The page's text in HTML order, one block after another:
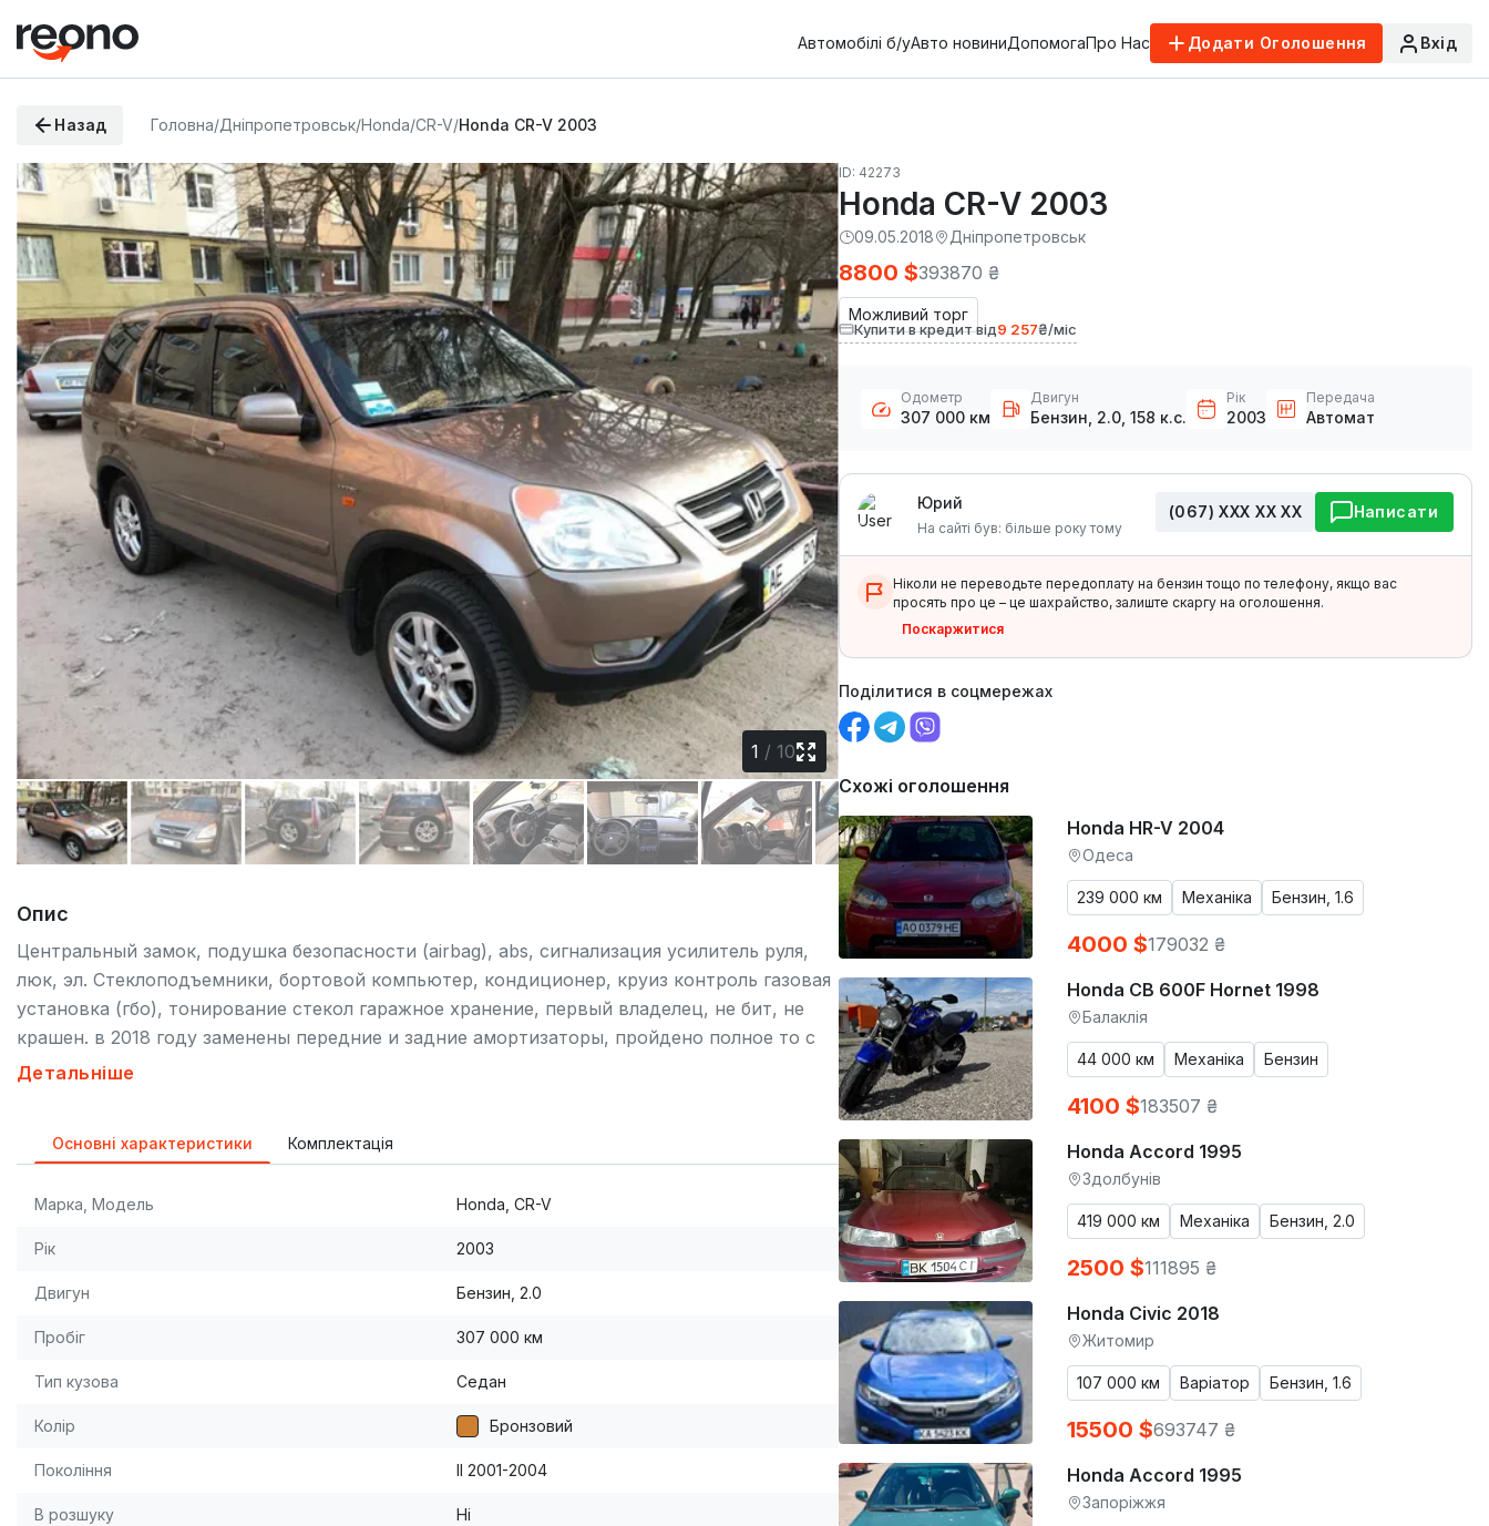
Автомобілі б/уАвто новиниДопомогаПро Нас Додати Оголошення Вхід
Назад Головна/Дніпропетровськ/Honda/CR-V/Honda CR-V 2003
1 /10
Опис
Центральный замок, подушка безопасности (airbag), abs, сигнализация усилитель руля,
люк, эл. Стеклоподъемники, бортовой компьютер, кондиционер, круиз контроль газовая
установка (гбо), тонирование стекол гаражное хранение, первый владелец, не бит, не
крашен. в 2018 году заменены передние и задние амортизаторы, пройдено полное то с
заменой всех масел, жидкостей и фильтров, заправлен кондиционер.
Детальніше
Основні характеристики Комплектація
Марка, Модель Honda, CR-V
Рік 2003
Двигун Бензин, 2.0
Пробіг 307 000 км
Тип кузова Седан
Колір Бронзовий
Покоління II 2001-2004
В розшуку Ні
ID: 42273
Honda CR-V 2003
09.05.2018 Дніпропетровськ
Можливий торг
8800 $393870 ₴
Купити в кредит від9 257₴/міс
Одометр
307 000 км
Двигун
Бензин, 2.0, 158 к.с.
Рік
2003
Передача
Автомат
Юрий
На сайті був: більше року тому
(067) ХХХ ХХ ХХ Написати
Ніколи не переводьте передоплату на бензин тощо по телефону, якщо вас
просять про це – це шахрайство, залиште скаргу на оголошення.
Поскаржитися
Поділитися в соцмережах
Схожі оголошення
Honda HR-V 2004
Одеса
239 000 км Механіка Бензин, 1.6
4000 $179032 ₴
Honda CB 600F Hornet 1998
Балаклія
44 000 км Механіка Бензин
4100 $183507 ₴
Honda Accord 1995
Здолбунів
419 000 км Механіка Бензин, 2.0
2500 $111895 ₴
Honda Civic 2018
Житомир
107 000 км Варіатор Бензин, 1.6
15500 $693747 ₴
Honda Accord 1995
Запоріжжя